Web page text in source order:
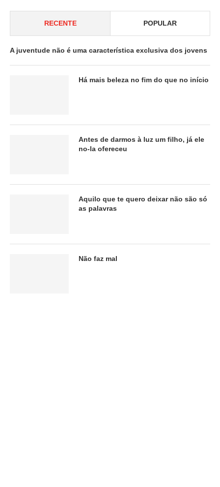
RECENTE POPULAR
A juventude não é uma característica exclusiva dos jovens
Há mais beleza no fim do que no início
Antes de darmos à luz um filho, já ele
no-la ofereceu
Aquilo que te quero deixar não são só
as palavras
Não faz mal